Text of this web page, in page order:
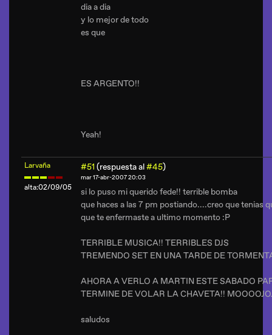
dia a dia
y lo mejor de todo
es que
ES ARGENTO!!
Yeah!
Larvaña
alta:02/09/05
#51 (respuesta al#45)
mar 17-abr-2007 20:03
si lo puso mi querido fede!! terrible bomba
que haces a las 7 pm postiando....creo que tenias
que te enfermaste a ultimo momento :P
TERRIBLE MUSICA!! TERRIBLES DJS
TREMENDO SET EN UNA TARDE DE
AHORA A VERLO A MARTIN ESTE SABADO
TERMINE DE VOLAR LA CHAVETA!!
saludos